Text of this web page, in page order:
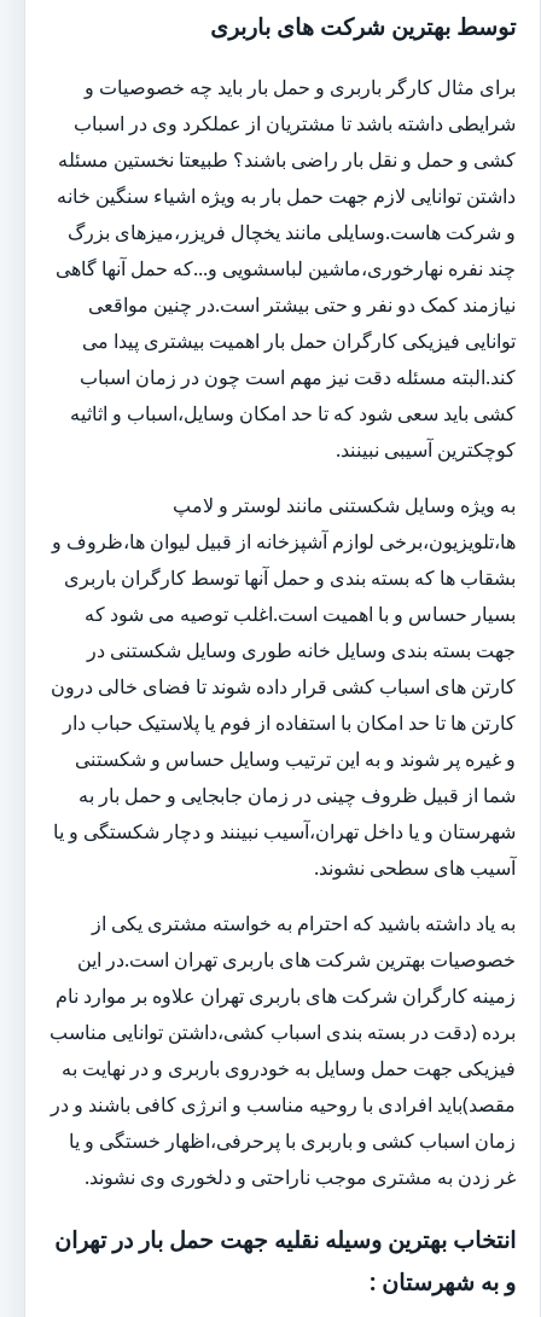
توسط بهترین شرکت های باربری
برای مثال کارگر باربری و حمل بار باید چه خصوصیات و
شرایطی داشته باشد تا مشتریان از عملکرد وی در اسباب
کشی و حمل و نقل بار راضی باشند؟ طبیعتا نخستین مسئله
داشتن توانایی لازم جهت حمل بار به ویژه اشیاء سنگین خانه
و شرکت هاست.وسایلی مانند یخچال فریزر،میزهای بزرگ
چند نفره نهارخوری،ماشین لباسشویی و...که حمل آنها گاهی
نیازمند کمک دو نفر و حتی بیشتر است.در چنین مواقعی
توانایی فیزیکی کارگران حمل بار اهمیت بیشتری پیدا می
کند.البته مسئله دقت نیز مهم است چون در زمان اسباب
کشی باید سعی شود که تا حد امکان وسایل،اسباب و اثاثیه
کوچکترین آسیبی نبینند.
به ویژه وسایل شکستنی مانند لوستر و لامپ
ها،تلویزیون،برخی لوازم آشپزخانه از قبیل لیوان ها،ظروف و
بشقاب ها که بسته بندی و حمل آنها توسط کارگران باربری
بسیار حساس و با اهمیت است.اغلب توصیه می شود که
جهت بسته بندی وسایل خانه طوری وسایل شکستنی در
کارتن های اسباب کشی قرار داده شوند تا فضای خالی درون
کارتن ها تا حد امکان با استفاده از فوم یا پلاستیک حباب دار
و غیره پر شوند و به این ترتیب وسایل حساس و شکستنی
شما از قبیل ظروف چینی در زمان جابجایی و حمل بار به
شهرستان و یا داخل تهران،آسیب نبینند و دچار شکستگی و یا
آسیب های سطحی نشوند.
به یاد داشته باشید که احترام به خواسته مشتری یکی از
خصوصیات بهترین شرکت های باربری تهران است.در این
زمینه کارگران شرکت های باربری تهران علاوه بر موارد نام
برده (دقت در بسته بندی اسباب کشی،داشتن توانایی مناسب
فیزیکی جهت حمل وسایل به خودروی باربری و در نهایت به
مقصد)باید افرادی با روحیه مناسب و انرژی کافی باشند و در
زمان اسباب کشی و باربری با پرحرفی،اظهار خستگی و یا
غر زدن به مشتری موجب ناراحتی و دلخوری وی نشوند.
انتخاب بهترین وسیله نقلیه جهت حمل بار در تهران
و به شهرستان :